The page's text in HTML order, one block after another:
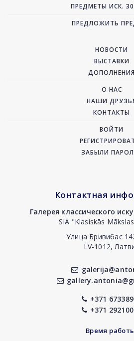
ПРЕДМЕТЫ ИСК.
ПРЕДЛОЖИТЬ
НОВОСТИ
ВЫСТАВКИ
ДОПОЛНЕНИЯ
О НАС
НАШИ
КОНТАКТЫ
ВОЙТИ
ЗАБЫЛИ
Контактная
Галерея классического
SIA "Klasiskās
Улица Бривибас
LV-1012,
+371
+371
Время